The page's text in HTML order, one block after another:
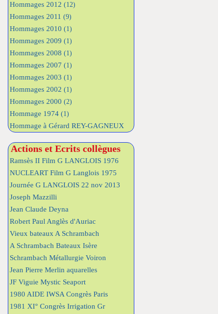
Hommages 2012 (12)
Hommages 2011 (9)
Hommages 2010 (1)
Hommages 2009 (1)
Hommages 2008 (1)
Hommages 2007 (1)
Hommages 2003 (1)
Hommages 2002 (1)
Hommages 2000 (2)
Hommage 1974 (1)
Hommage à Gérard REY-GAGNEUX
Actions et Ecrits collègues
Ramsès II Film G LANGLOIS 1976
NUCLEART Film G Langlois 1975
Journée G LANGLOIS 22 nov 2013
Joseph Mazzilli
Jean Claude Deyna
Robert Paul Anglès d'Auriac
Vieux bateaux A Schrambach
A Schrambach Bateaux Isère
Schrambach Métallurgie Voiron
Jean Pierre Merlin aquarelles
JF Viguie Mystic Seaport
1980 AIDE IWSA Congrès Paris
1981 XI° Congrès Irrigation Gr